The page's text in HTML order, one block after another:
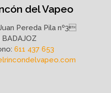
del Vapeo
Pereda Pila nº3
611 437 653